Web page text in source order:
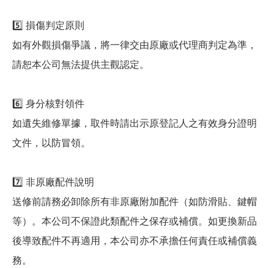
5️⃣ 損傷判定原則
如有外觀損傷爭議，將一律交由原廠或代理商判定為準，
請恕本公司無法提供主觀認定。
6️⃣ 身分核對領件
如遺失維修單據，取件時請出示原登記人之有效身分證明
文件，以防冒領。
7️⃣ 非原廠配件說明
送修前請務必卸除所有非原廠附加配件（如防滑貼、鍵帽
等）。本公司不保證此類配件之保存或補償。如更換新品
後導致配件不再適用，本公司亦不承擔任何責任或補償義
務。